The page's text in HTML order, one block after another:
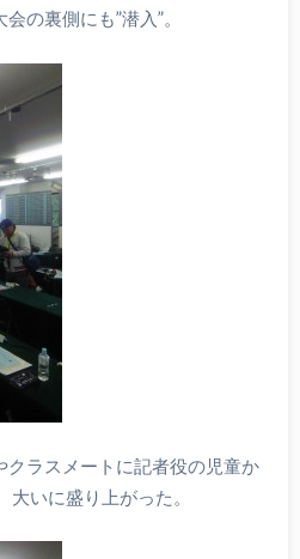
の裏側にも”潜入”。
ラスメートに記者役の児童か
大いに盛り上がった。